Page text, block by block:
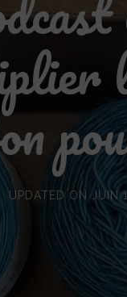
UPDATED ON JUIN